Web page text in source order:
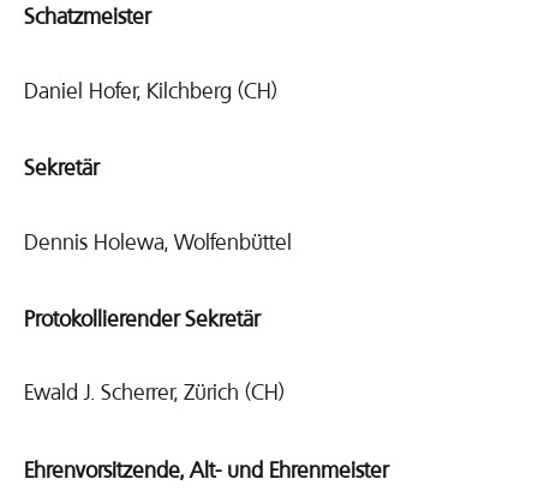
Schatzmeister
Daniel Hofer, Kilchberg (CH)
Sekretär
Dennis Holewa, Wolfenbüttel
Protokollierender Sekretär
Ewald J. Scherrer, Zürich (CH)
Ehrenvorsitzende, Alt- und Ehrenmeister